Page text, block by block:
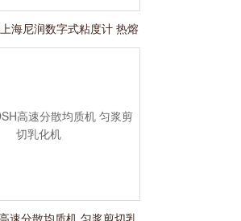
海尼润数字式粘度计 热熔
胶粘度测试仪
速分散均质机 匀浆剪切乳